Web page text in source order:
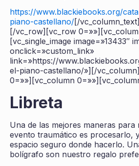
https://www.blackiebooks.org/
piano-castellano/[/
[/vc_row][vc_row
[vc_single_image image=»13433″
onclick=»custom_link»
link=»https://
el-piano-castellano/»][/
0=»»][vc_column
Libreta
Una de las mejores maneras
evento traumático es procesarlo,
espacio seguro donde hacerlo.
bolígrafo son nuestro regalo